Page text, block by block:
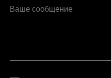
Ваше сообщение